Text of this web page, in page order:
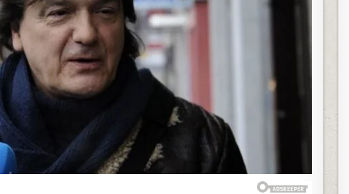
ONA
LUDO
VOLELA
UDA
PEVAČA,
PRIZNANJEM
URADILA